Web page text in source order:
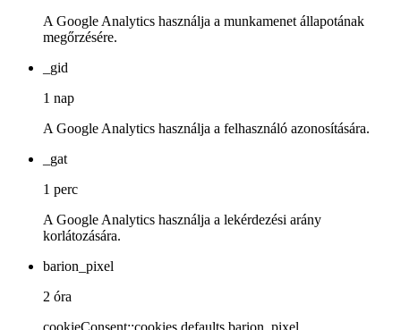
A Google Analytics használja a munkamenet állapotának
megőrzésére.
_gid
1 nap
A Google Analytics használja a felhasználó azonosítására.
_gat
1 perc
A Google Analytics használja a lekérdezési arány
korlátozására.
barion_pixel
2 óra